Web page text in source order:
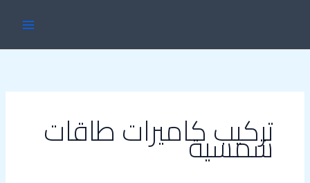
تركيب كاميرات طاقات
شمسية